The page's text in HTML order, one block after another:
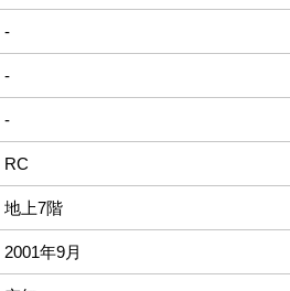
-
-
-
RC
地上7階
2001年9月